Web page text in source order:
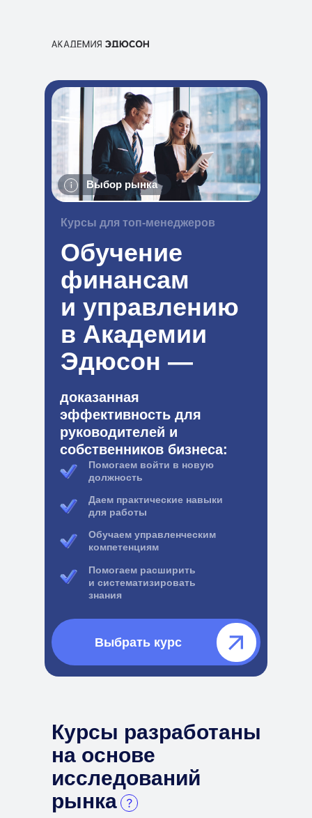
Обучение
финансам
и управлению
в Академии
Эдюсон —
Курсы для топ-менеджеров
Выбрать курс⠀⠀⠀⠀
доказанная
эффективность для
руководителей и
собственников бизнеса:
Выбор рынка
Помогаем войти в новую
должность
Даем практические навыки
для работы
Обучаем управленческим
компетенциям
Помогаем расширить
и систематизировать
знания
Курсы разработаны
на основе
исследований
рынка